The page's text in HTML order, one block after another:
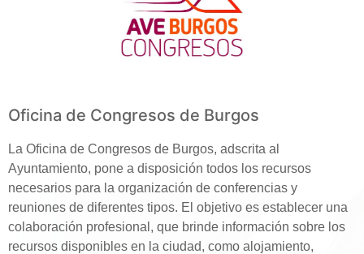
Oficina de Congresos de Burgos
La Oficina de Congresos de Burgos, adscrita al
Ayuntamiento, pone a disposición todos los recursos
necesarios para la organización de conferencias y
reuniones de diferentes tipos. El objetivo es establecer una
colaboración profesional, que brinde información sobre los
recursos disponibles en la ciudad, como alojamiento,